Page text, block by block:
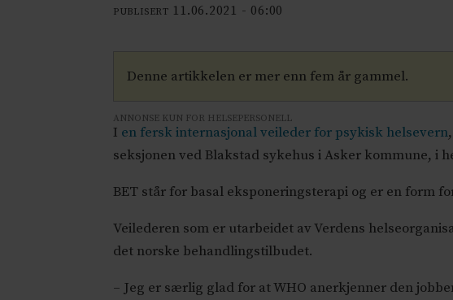
PUBLISERT 11.06.2021 - 06:00
Denne artikkelen er mer enn fem år gammel.
ANNONSE KUN FOR HELSEPERSONELL
I en fersk internasjonal veileder for psykisk helsevern
seksjonen ved Blakstad sykehus i Asker kommune, i
BET står for basal eksponeringsterapi og er en form
Veilederen som er utarbeidet av Verdens
det norske behandlingstilbudet.
– Jeg er særlig glad for at WHO anerkjenner den